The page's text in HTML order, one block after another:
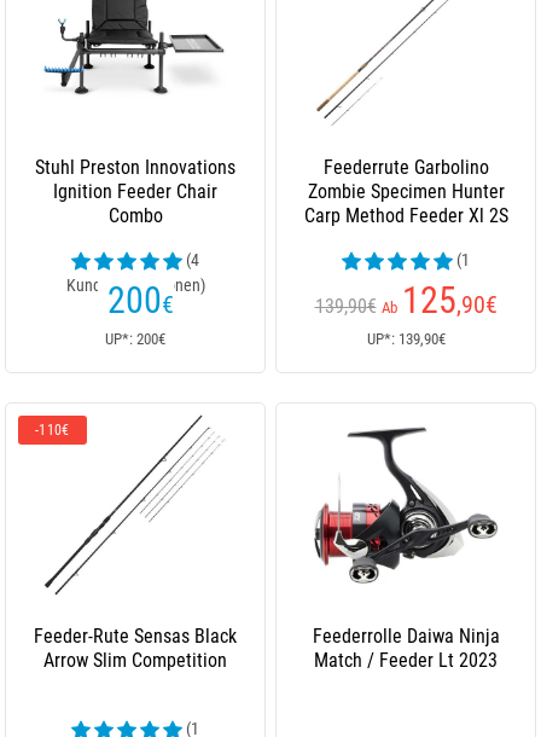
Stuhl Preston Innovations
Ignition Feeder Chair
Combo
(4
Kundenrezensionen)
200€
UP*: 200€
Feederrute Garbolino
Zombie Specimen Hunter
Carp Method Feeder Xl 2S
(1
Kundenrezensionen)
139,90€ Ab 125,90€
UP*: 139,90€
-110€
Feeder-Rute Sensas Black
Arrow Slim Competition
(1
Feederrolle Daiwa Ninja
Match / Feeder Lt 2023